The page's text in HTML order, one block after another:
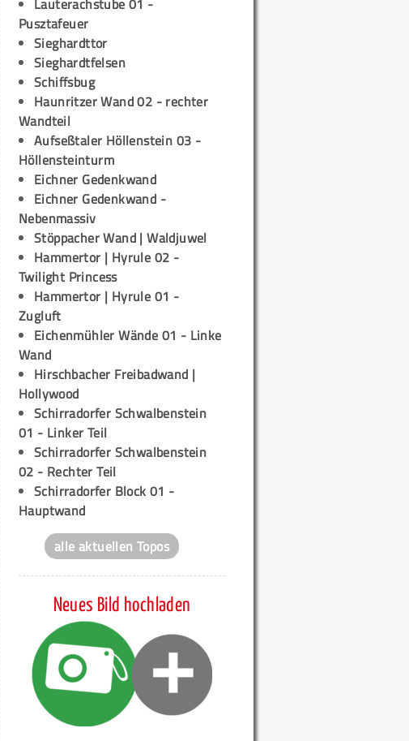
Lauterachstube 01 -
Pusztafeuer
Sieghardttor
Sieghardtfelsen
Schiffsbug
Haunritzer Wand 02 - rechter
Wandteil
Aufseßtaler Höllenstein 03 -
Höllensteinturm
Eichner Gedenkwand
Eichner Gedenkwand -
Nebenmassiv
Stöppacher Wand | Waldjuwel
Hammertor | Hyrule 02 -
Twilight Princess
Hammertor | Hyrule 01 -
Zugluft
Eichenmühler Wände 01 - Linke
Wand
Hirschbacher Freibadwand |
Hollywood
Schirradorfer Schwalbenstein
01 - Linker Teil
Schirradorfer Schwalbenstein
02 - Rechter Teil
Schirradorfer Block 01 -
Hauptwand
alle aktuellen Topos
Neues Bild hochladen